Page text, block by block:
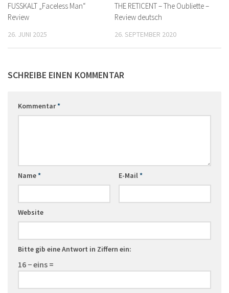
FUSSKALT „Faceless Man“
Review
26. JUNI 2025
THE RETICENT – The Oubliette –
Review deutsch
26. SEPTEMBER 2020
SCHREIBE EINEN KOMMENTAR
Kommentar*
Name* E-Mail*
Website
Bitte gib eine Antwort in Ziffern ein:
16 − eins =